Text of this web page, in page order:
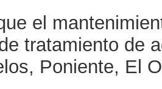
el
tratamiento de
Poniente, El